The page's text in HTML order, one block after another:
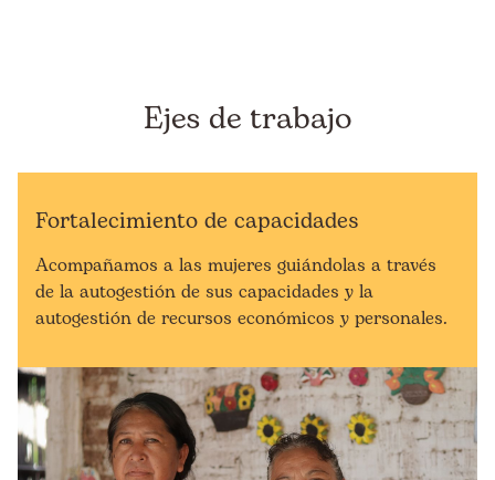
Ejes de trabajo
Fortalecimiento de capacidades
Acompañamos a las mujeres guiándolas a través
de la autogestión de sus capacidades y la
autogestión de recursos económicos y personales.